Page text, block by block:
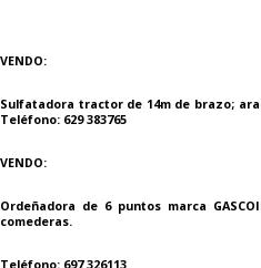
VENDO:
Sulfatadora tractor de 14m de brazo;
Teléfono: 629 383765
VENDO:
Ordeñadora de 6 puntos marca
comederas.
Teléfono: 697 326113